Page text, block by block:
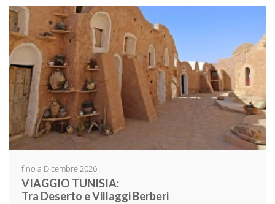
fino a Dicembre 2026
VIAGGIO TUNISIA:
Tra Deserto e Villaggi Berberi